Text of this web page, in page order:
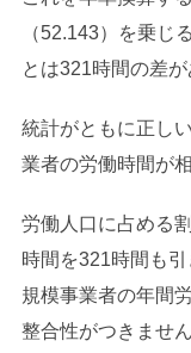
（52.143）を乗じ
とは321時間の差が
統計がともに正し
業者の労働時間が
労働人口に占める
時間を321時間も
規模事業者の年間
整合性がつきません